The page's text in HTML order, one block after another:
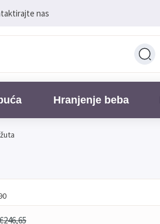
nas
Hranjenje beba
€246,65